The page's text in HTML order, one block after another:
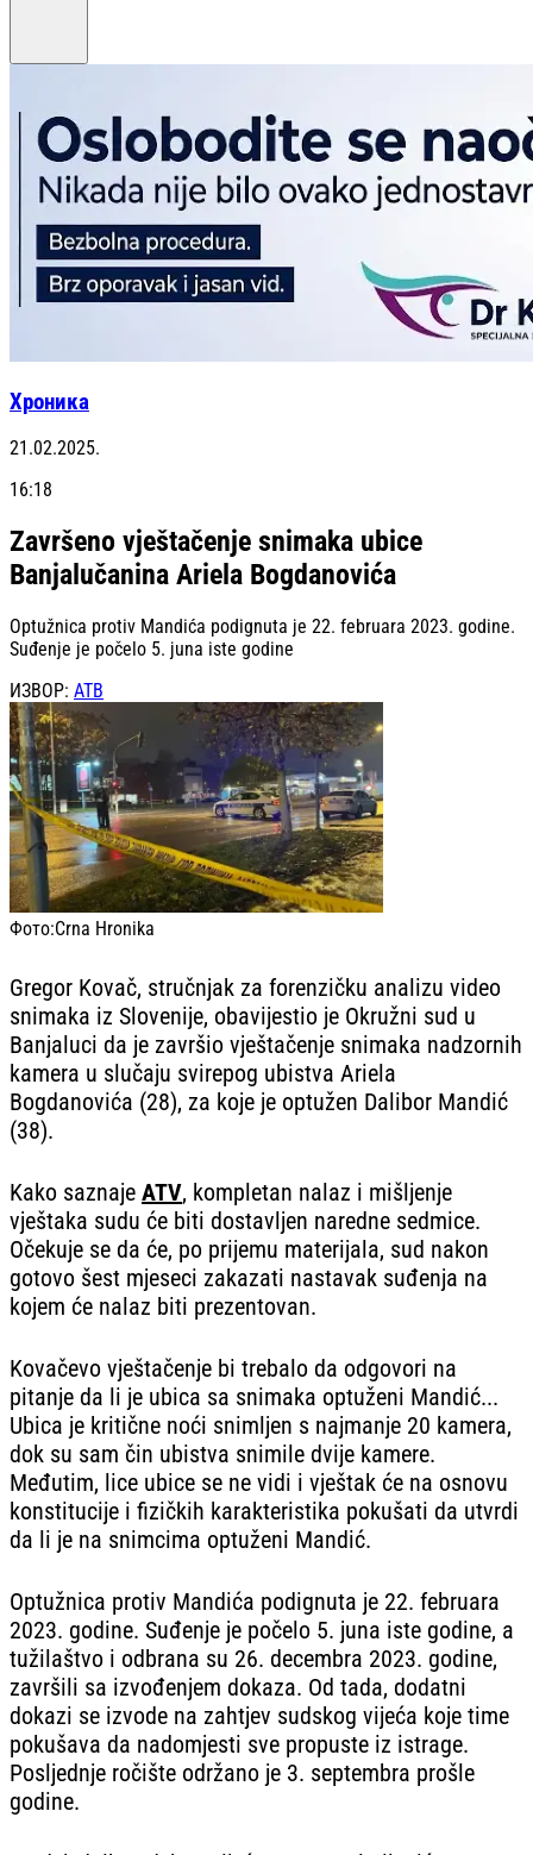
Хроника
21.02.2025.
16:18
Završeno vještačenje snimaka ubice
Banjalučanina Ariela Bogdanovića
Optužnica protiv Mandića podignuta je 22. februara 2023. godine.
Suđenje je počelo 5. juna iste godine
ИЗВОР: АТВ
Фото:Crna Hronika
Gregor Kovač, stručnjak za forenzičku analizu video
snimaka iz Slovenije, obavijestio je Okružni sud u
Banjaluci da je završio vještačenje snimaka nadzornih
kamera u slučaju svirepog ubistva Ariela
Bogdanovića (28), za koje je optužen Dalibor Mandić
(38).
Kako saznaje ATV, kompletan nalaz i mišljenje
vještaka sudu će biti dostavljen naredne sedmice.
Očekuje se da će, po prijemu materijala, sud nakon
gotovo šest mjeseci zakazati nastavak suđenja na
kojem će nalaz biti prezentovan.
Kovačevo vještačenje bi trebalo da odgovori na
pitanje da li je ubica sa snimaka optuženi Mandić...
Ubica je kritične noći snimljen s najmanje 20 kamera,
dok su sam čin ubistva snimile dvije kamere.
Međutim, lice ubice se ne vidi i vještak će na osnovu
konstitucije i fizičkih karakteristika pokušati da utvrdi
da li je na snimcima optuženi Mandić.
Optužnica protiv Mandića podignuta je 22. februara
2023. godine. Suđenje je počelo 5. juna iste godine, a
tužilaštvo i odbrana su 26. decembra 2023. godine,
završili sa izvođenjem dokaza. Od tada, dodatni
dokazi se izvode na zahtjev sudskog vijeća koje time
pokušava da nadomjesti sve propuste iz istrage.
Posljednje ročište održano je 3. septembra prošle
godine.